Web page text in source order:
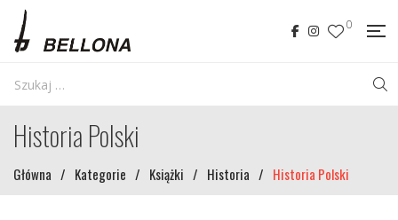
0
Historia Polski
Główna / Kategorie / Książki / Historia / Historia Polski